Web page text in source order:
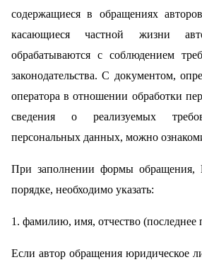
содержащиеся в обращениях
касающиеся частной жизни
обрабатываются с соблюдением
законодательства. С документом,
оператора в отношении обработки
сведения о реализуемых
персональных данных, можно
При заполнении формы обращения,
порядке, необходимо указать:
1. фамилию, имя, отчество (последнее
Если автор обращения юридическое